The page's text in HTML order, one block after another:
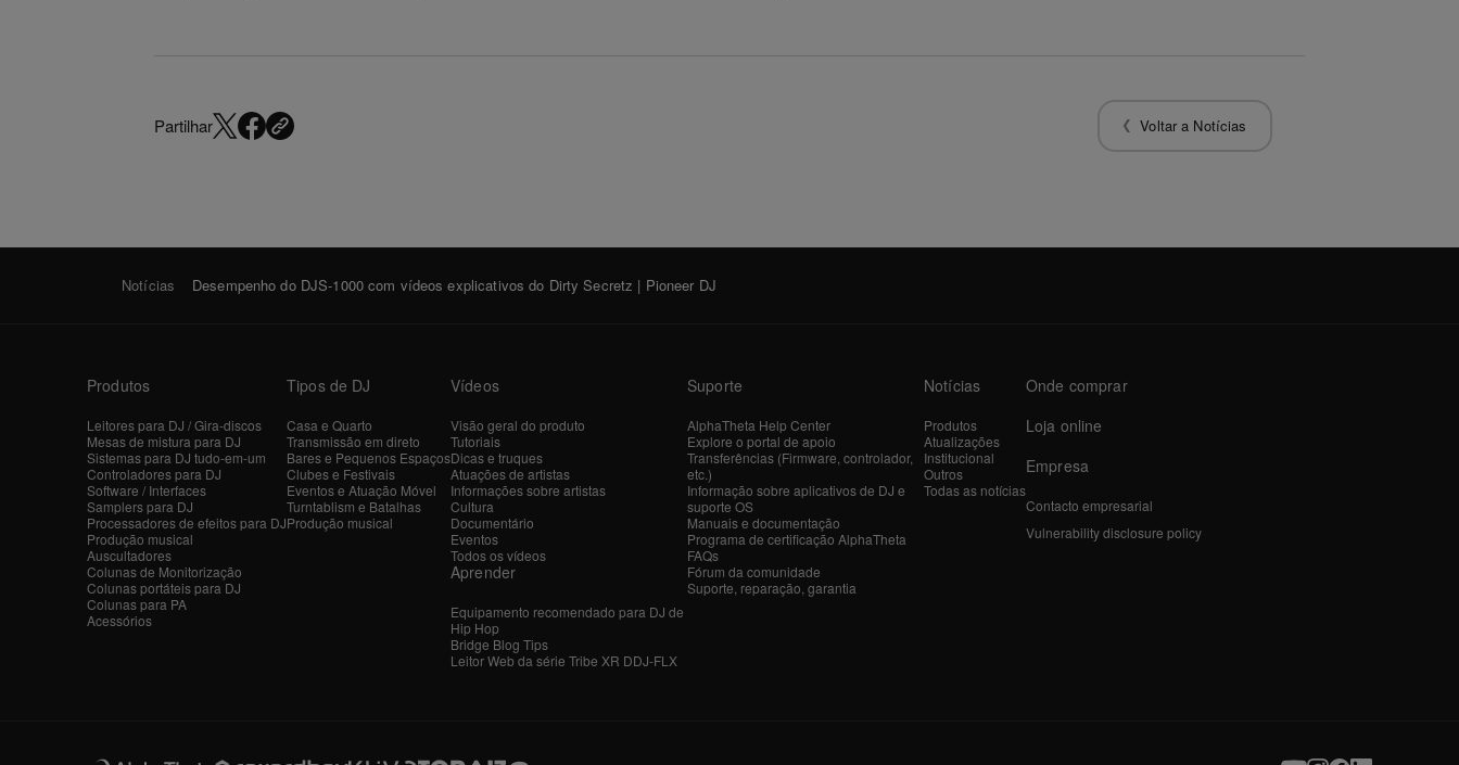
Partilhar Voltar a Notícias
Notícias Desempenho do DJS-1000 com vídeos explicativos do Dirty Secretz | Pioneer DJ
Produtos
Leitores para DJ / Gira-discos
Mesas de mistura para DJ
Sistemas para DJ tudo-em-um
Controladores para DJ
Software / Interfaces
Samplers para DJ
Processadores de efeitos para DJ
Produção musical
Auscultadores
Colunas de Monitorização
Colunas portáteis para DJ
Colunas para PA
Acessórios
Tipos de DJ
Casa e Quarto
Transmissão em direto
Bares e Pequenos Espaços
Clubes e Festivais
Eventos e Atuação Móvel
Turntablism e Batalhas
Produção musical
Vídeos
Visão geral do produto
Tutoriais
Dicas e truques
Atuações de artistas
Informações sobre artistas
Cultura
Documentário
Eventos
Todos os vídeos
Aprender
Equipamento recomendado para DJ de
Hip Hop
Bridge Blog Tips
Leitor Web da série Tribe XR DDJ-FLX
Suporte
AlphaTheta Help Center
Explore o portal de apoio
Transferências (Firmware, controlador,
etc.)
Informação sobre aplicativos de DJ e
suporte OS
Manuais e documentação
Programa de certificação AlphaTheta
FAQs
Fórum da comunidade
Suporte, reparação, garantia
Notícias
Produtos
Atualizações
Institucional
Outros
Todas as notícias
Onde comprar
Loja online
Empresa
Contacto empresarial
Vulnerability disclosure policy